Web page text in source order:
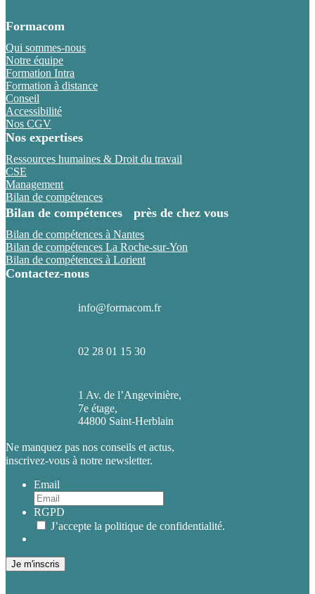
Formacom
Qui sommes-nous
Notre équipe
Formation Intra
Formation à distance
Conseil
Accessibilité
Nos CGV
Nos expertises
Ressources humaines & Droit du travail
CSE
Management
Bilan de compétences
Bilan de compétences près de chez vous
Bilan de compétences à Nantes
Bilan de compétences La Roche-sur-Yon
Bilan de compétences à Lorient
Contactez-nous
info@formacom.fr
02 28 01 15 30
1 Av. de l’Angevinière,
7e étage,
44800 Saint-Herblain
Ne manquez pas nos conseils et actus,
inscrivez-vous à notre newsletter.
Email
RGPD
J’accepte la politique de confidentialité.
Je m'inscris